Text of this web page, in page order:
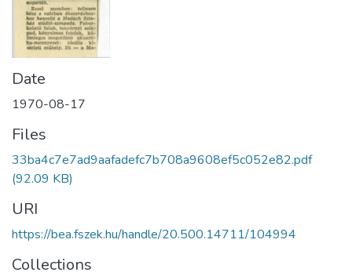
Date
1970-08-17
Files
33ba4c7e7ad9aafadefc7b708a9608ef5c052e82.pdf
(92.09 KB)
URI
https://bea.fszek.hu/handle/20.500.14711/104994
Collections